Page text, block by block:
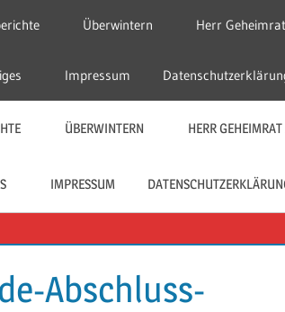
Überwintern Herr
Impressum
ÜBERWINTERN HERR
IMPRESSUM
Abschluss-